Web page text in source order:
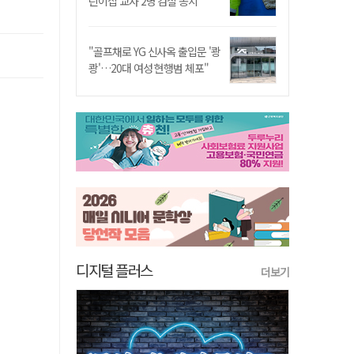
"골프채로 YG 신사옥 출입문 '쾅
쾅'…20대 여성 현행범 체포"
디지털 플러스 더보기